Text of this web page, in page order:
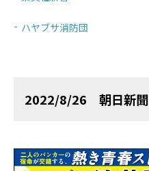
ハヤブサ消防団
2022/8/26 朝日新聞